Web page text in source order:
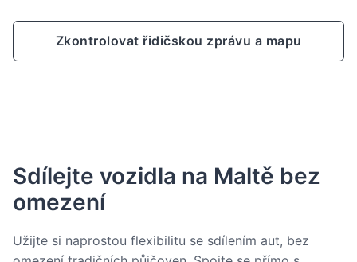
Zkontrolovat řidičskou zprávu a mapu
Sdílejte vozidla na Maltě bez
omezení
Užijte si naprostou flexibilitu se sdílením aut, bez